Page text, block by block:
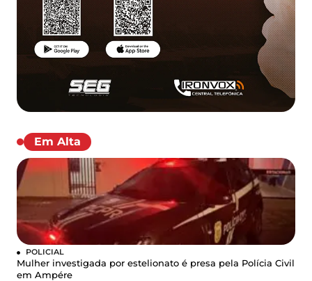
Em Alta
POLICIAL
Mulher investigada por estelionato é presa pela Polícia Civil
em Ampére